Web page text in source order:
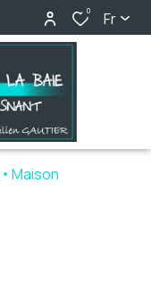
0 Fr
Maison